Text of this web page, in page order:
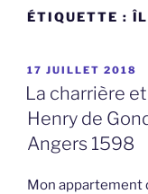
ÉTIQUETTE :
PUBLIÉ
LE
17 JUILLET 2018
La charrière
Henry de
Angers 1598
Mon appartement